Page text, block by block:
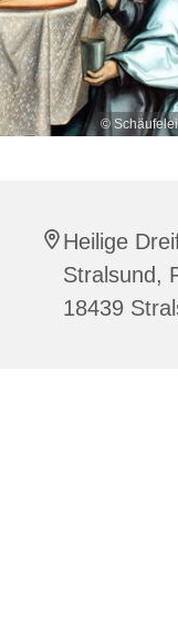
©
Heilige
Stralsund,
18439